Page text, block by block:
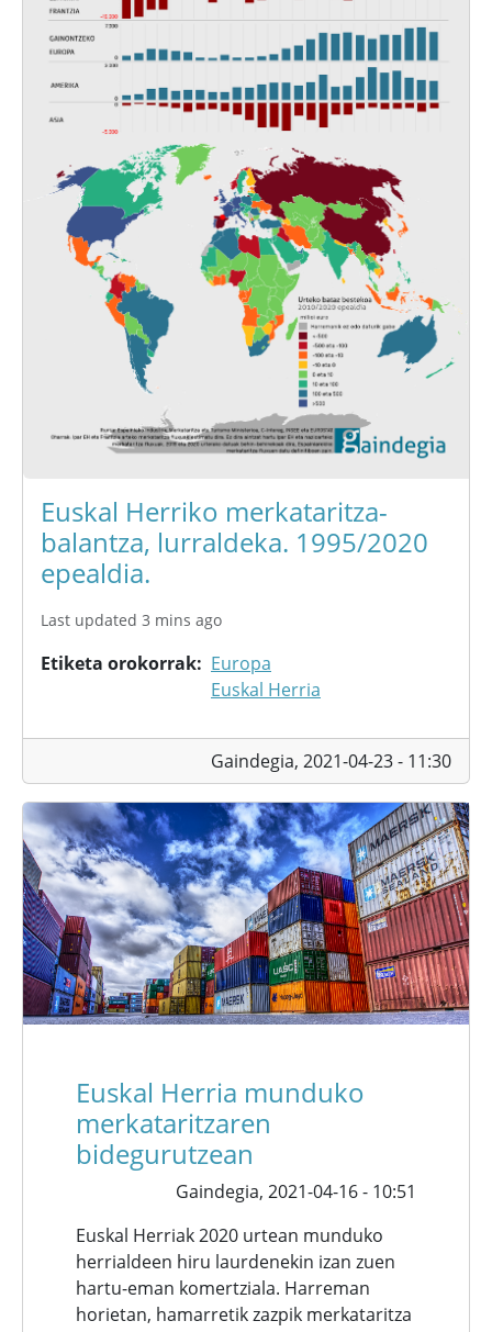
Euskal Herriko merkataritza-
balantza, lurraldeka. 1995/2020
epealdia.
Last updated 3 mins ago
Etiketa orokorrak
Europa
Euskal Herria
Gaindegia, 2021-04-23 - 11:30
Euskal Herria munduko
merkataritzaren
bidegurutzean
Gaindegia, 2021-04-16 - 10:51
Euskal Herriak 2020 urtean munduko
herrialdeen hiru laurdenekin izan zuen
hartu-eman komertziala. Harreman
horietan, hamarretik zazpik merkataritza